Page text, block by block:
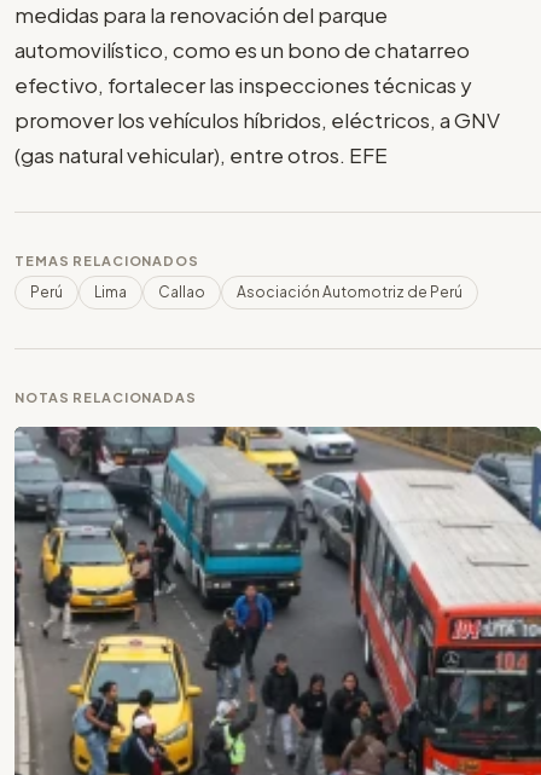
medidas para la renovación del parque
automovilístico, como es un bono de chatarreo
efectivo, fortalecer las inspecciones técnicas y
promover los vehículos híbridos, eléctricos, a GNV
(gas natural vehicular), entre otros. EFE
TEMAS RELACIONADOS
Perú Lima Callao Asociación Automotriz de Perú
NOTAS RELACIONADAS